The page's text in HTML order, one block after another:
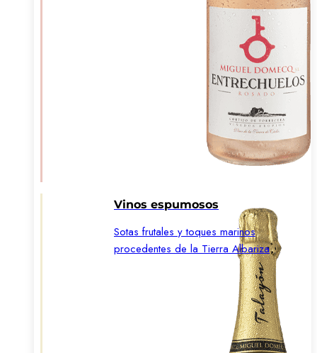
Vinos espumosos
Sotas frutales y toques marinos
procedentes de la Tierra Albariza